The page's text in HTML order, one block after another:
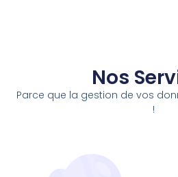
Nos
Parce que la gestion de vos
!